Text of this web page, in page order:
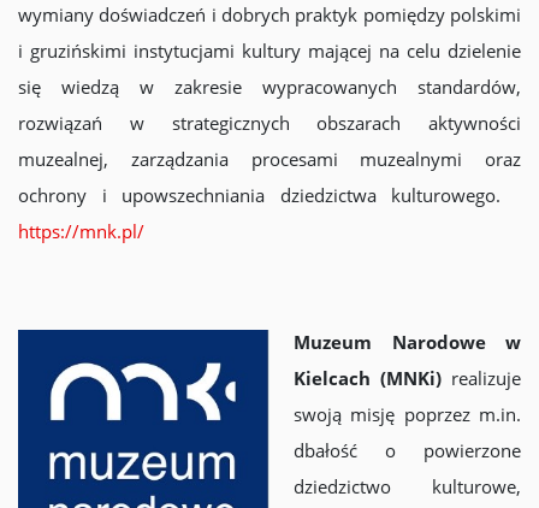
wymiany doświadczeń i dobrych praktyk pomiędzy polskimi
i gruzińskimi instytucjami kultury mającej na celu dzielenie
się wiedzą w zakresie wypracowanych standardów,
rozwiązań w strategicznych obszarach aktywności
muzealnej, zarządzania procesami muzealnymi oraz
ochrony i upowszechniania dziedzictwa kulturowego.
https://mnk.pl/
Muzeum Narodowe w
Kielcach (MNKi) realizuje
swoją misję poprzez m.in.
dbałość o powierzone
dziedzictwo kulturowe,